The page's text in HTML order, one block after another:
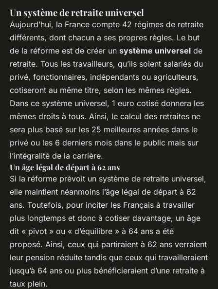
Un système de retraite universel
Aujourd’hui, la France compte 42 régimes de retraite
différents, dont chacun a ses propres règles. Le but
de la réforme est de créer un système universel de
retraite. Tous les travailleurs, qu’ils soient salariés du
privé, fonctionnaires, indépendants ou agriculteurs,
cotiseront au même titre, selon les mêmes règles.
Dans ce système universel, 1 euro cotisé donnera les
mêmes droits à tous. Ainsi, le calcul des retraites ne
sera plus basé sur les 25 meilleures années dans le
privé ou les 6 derniers mois dans le public mais sur
l’intégralité de la carrière.
Un âge légal de départ à 62 ans
Si la réforme prévoit un système de retraite universel,
elle maintient néanmoins l’âge légal de départ à 62
ans. Toutefois, pour inciter les Français à travailler
plus longtemps et donc à cotiser davantage, un âge
dit « pivot » ou « d’équilibre » à 64 ans a été
proposé. Ainsi, ceux qui partiraient à 62 ans verraient
leur pension réduite tandis que ceux qui travailleraient
jusqu’à 64 ans ou plus bénéficieraient d’une retraite à
taux plein.